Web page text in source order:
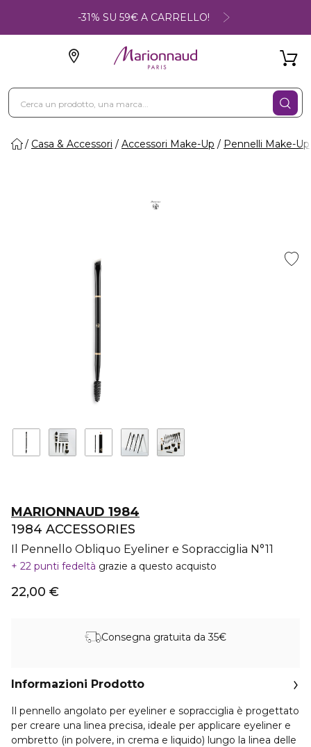
-31% SU 59€ A CARRELLO!
Casa & Accessori Accessori Make-Up Pennelli Make-Up
MARIONNAUD 1984
1984 ACCESSORIES
Il Pennello Obliquo Eyeliner e Sopracciglia N°11
22 punti fedeltà grazie a questo acquisto
22,00 €
Consegna gratuita da 35€
Informazioni Prodotto
Il pennello angolato per eyeliner e sopracciglia è progettato
per creare una linea precisa, ideale per applicare eyeliner e
ombretto (in polvere, in crema e liquido) lungo la linea delle